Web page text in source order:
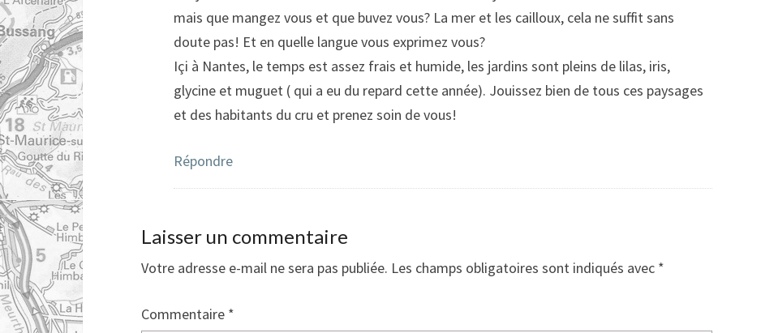
mais que mangez vous et que buvez vous? La mer et les cailloux, cela ne suffit sans
doute pas! Et en quelle langue vous exprimez vous?
Içi à Nantes, le temps est assez frais et humide, les jardins sont pleins de lilas, iris,
glycine et muguet ( qui a eu du repard cette année). Jouissez bien de tous ces paysages
et des habitants du cru et prenez soin de vous!
Répondre
Laisser un commentaire
Votre adresse e-mail ne sera pas publiée. Les champs obligatoires sont indiqués avec *
Commentaire *